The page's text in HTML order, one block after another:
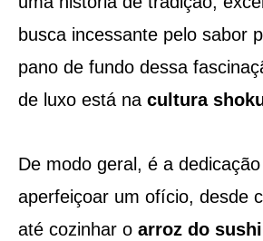
busca incessante pelo sabor
pano de fundo dessa
de luxo está na cultura
De modo geral, é a
aperfeiçoar um ofício, desde
até cozinhar o arroz do sushi